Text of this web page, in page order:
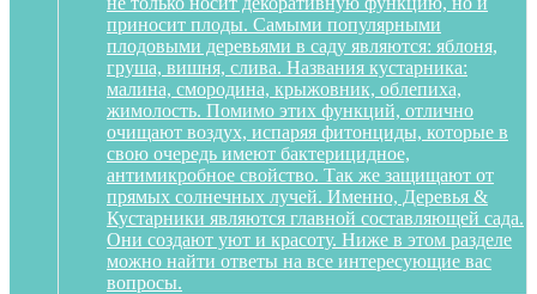
приносит плоды. Самыми популярными
плодовыми деревьями в саду являются: яблоня,
груша, вишня, слива. Названия кустарника:
малина, смородина, крыжовник, облепиха,
жимолость. Помимо этих функций, отлично
очищают воздух, испаряя фитонциды, которые в
свою очередь имеют бактерицидное,
антимикробное свойство. Так же защищают от
прямых солнечных лучей. Именно, Деревья &
Кустарники являются главной составляющей сада.
Они создают уют и красоту. Ниже в этом разделе
можно найти ответы на все интересующие вас
вопросы.